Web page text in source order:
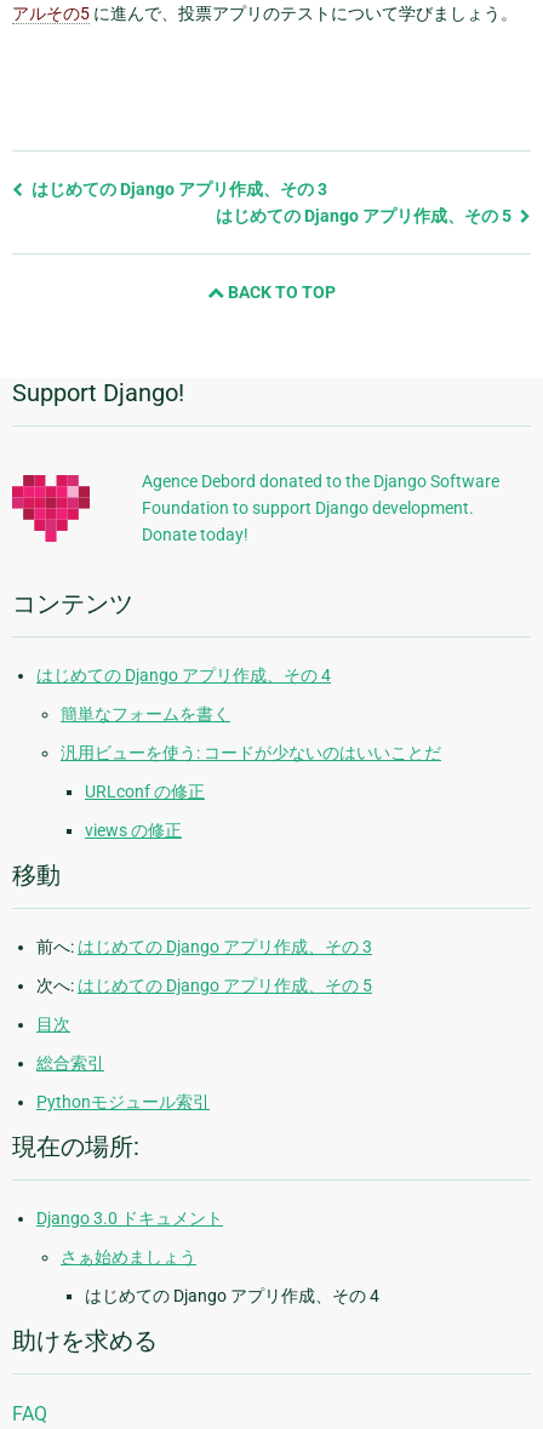
アルその5 に進んで、投票アプリのテストについて学びましょう。
前
ペ
ー
はじめての Django アプリ作成、その 3
はじめての Django アプリ作成、その 5
BACK TO TOP
追
加
的
な
報
Support Django!
Agence Debord donated to the Django Software
Foundation to support Django development.
Donate today!
コンテンツ
はじめての Django アプリ作成、その 4
簡単なフォームを書く
汎用ビューを使う: コードが少ないのはいいことだ
URLconf の修正
views の修正
移動
前へ: はじめての Django アプリ作成、その 3
次へ: はじめての Django アプリ作成、その 5
目次
総合索引
Pythonモジュール索引
現在の場所:
Django 3.0 ドキュメント
さぁ始めましょう
はじめての Django アプリ作成、その 4
助けを求める
FAQ